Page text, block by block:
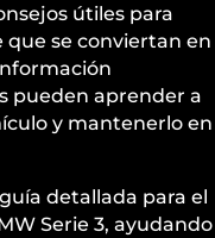
útiles para
se conviertan en
pueden aprender a
y mantenerlo en
detallada para el
Serie 3, ayudando